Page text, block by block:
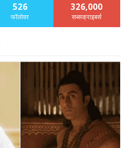
526
फॉलोवर
326,000
सब्सक्राइबर्स